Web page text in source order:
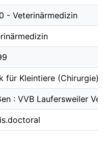
- Veterinärmedizin
für Kleintiere (Chirurgie)
: VVB Laufersweiler